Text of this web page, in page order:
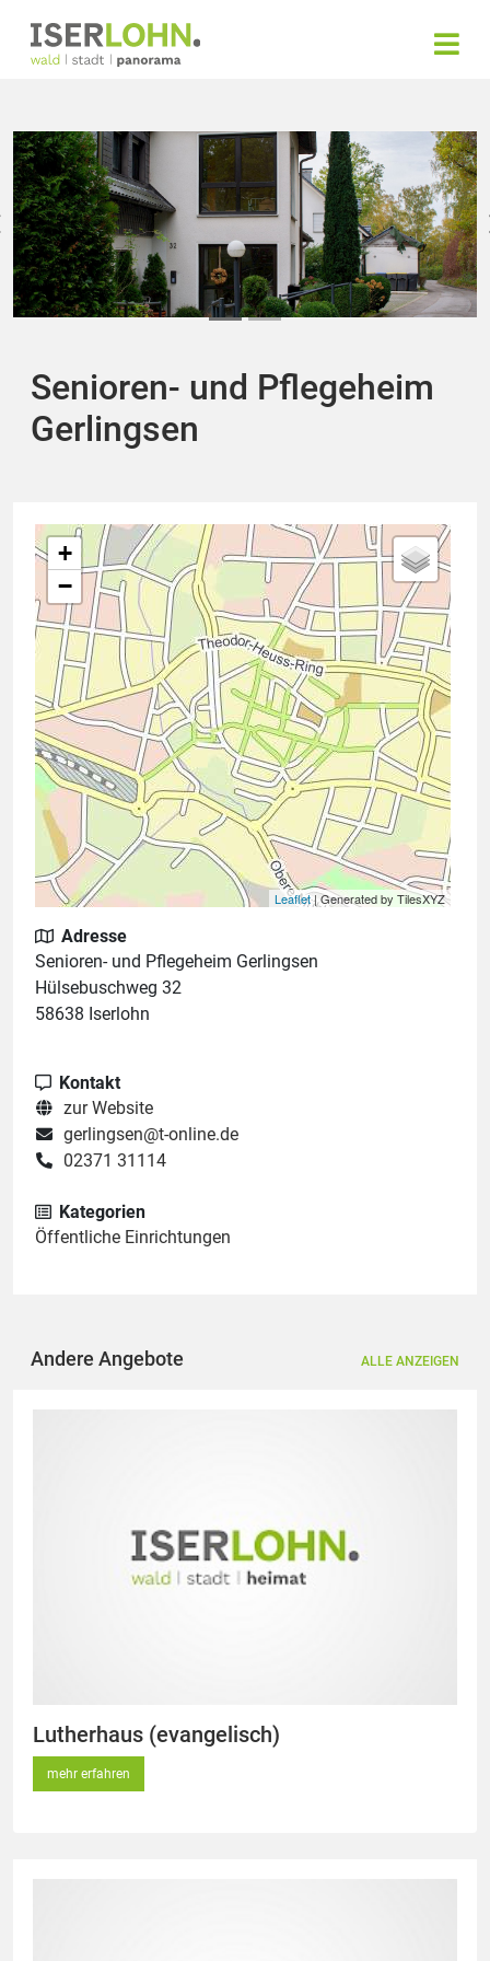
Senioren- und Pflegeheim
Gerlingsen
+
−
Leaflet| Generated by TilesXYZ
Adresse
Senioren- und Pflegeheim Gerlingsen
Hülsebuschweg 32
58638 Iserlohn
Kontakt
zur Website
gerlingsen@t-online.de
02371 31114
Kategorien
Öffentliche Einrichtungen
Andere Angebote ALLE ANZEIGEN
Lutherhaus (evangelisch)
mehr erfahren